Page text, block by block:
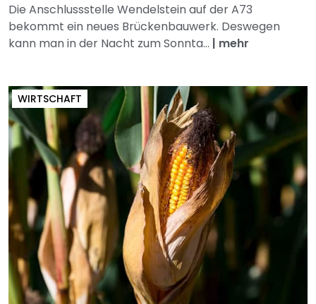
Die Anschlussstelle Wendelstein auf der A73
bekommt ein neues Brückenbauwerk. Deswegen
kann man in der Nacht zum Sonnta... | mehr
WIRTSCHAFT